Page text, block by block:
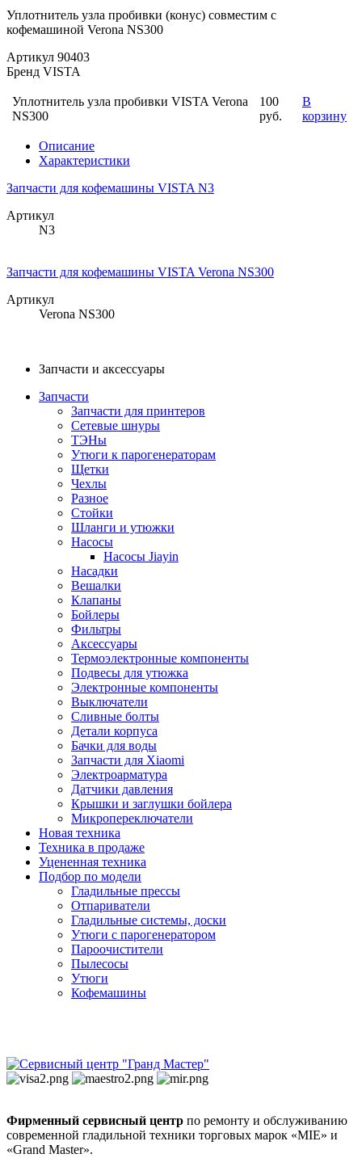
Уплотнитель узла пробивки (конус) совместим с
кофемашиной Verona NS300
Артикул 90403
Бренд VISTA
Уплотнитель узла пробивки VISTA Verona
NS300
100
руб.
В
корзину
Описание
Характеристики
Запчасти для кофемашины VISTA N3
Артикул
N3
Запчасти для кофемашины VISTA Verona NS300
Артикул
Verona NS300
Запчасти и аксессуары
Запчасти
Запчасти для принтеров
Сетевые шнуры
ТЭНы
Утюги к парогенераторам
Щетки
Чехлы
Разное
Стойки
Шланги и утюжки
Насосы
Насосы Jiayin
Насадки
Вешалки
Клапаны
Бойлеры
Фильтры
Аксессуары
Термоэлектронные компоненты
Подвесы для утюжка
Электронные компоненты
Выключатели
Сливные болты
Детали корпуса
Бачки для воды
Запчасти для Xiaomi
Электроарматура
Датчики давления
Крышки и заглушки бойлера
Микропереключатели
Новая техника
Техника в продаже
Уцененная техника
Подбор по модели
Гладильные прессы
Отпариватели
Гладильные системы, доски
Утюги с парогенератором
Пароочистители
Пылесосы
Утюги
Кофемашины
Фирменный сервисный центр по ремонту и обслуживанию
современной гладильной техники торговых марок «MIE» и
«Grand Master».